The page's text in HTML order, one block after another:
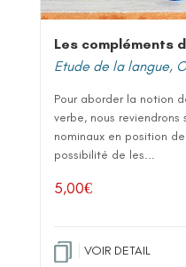
Les compléments
Etude de la langue,
Pour aborder la notion
verbe, nous reviendrons
nominaux en position
possibilité de les...
5,00€
VOIR DETAIL